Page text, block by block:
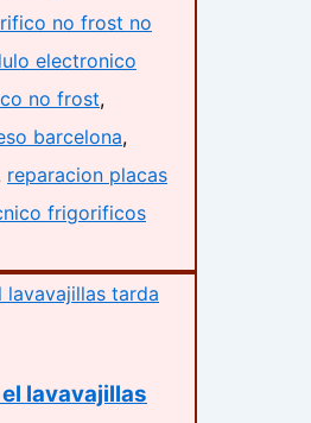
no frost no
electronico
no frost,
barcelona,
reparacion placas
frigorificos
lavavajillas